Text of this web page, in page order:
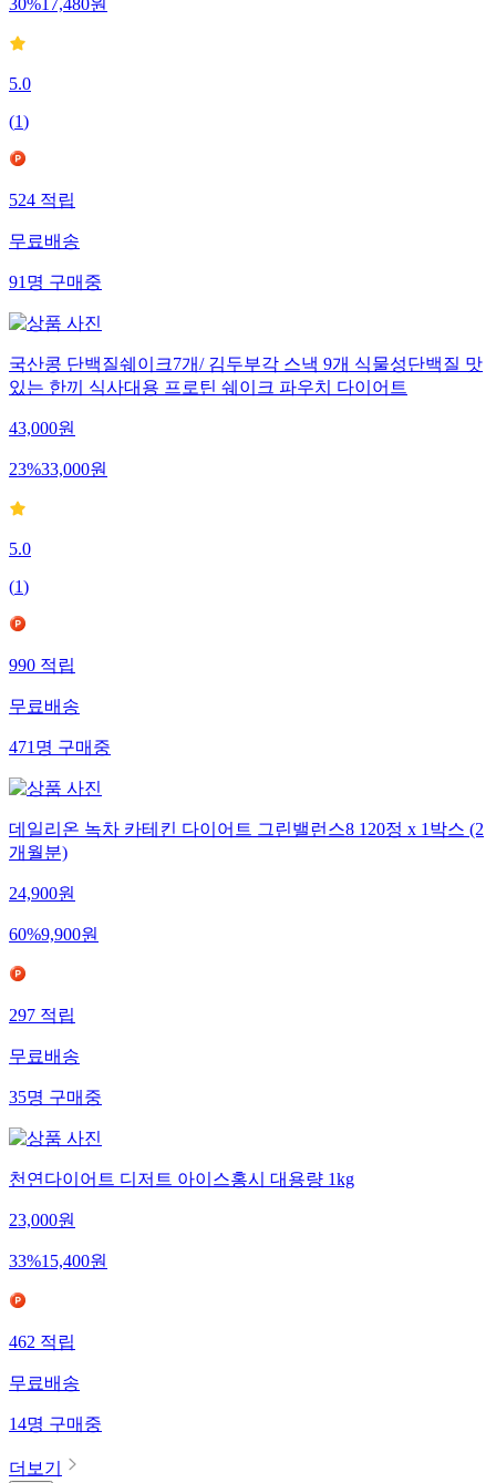
30%17,480원
5.0
(1)
524적립
무료배송
91명구매중
국산콩 단백질쉐이크7개/ 김두부각 스낵 9개 식물성단백질 맛
있는 한끼 식사대용 프로틴 쉐이크 파우치 다이어트
43,000원
23%33,000원
5.0
(1)
990적립
무료배송
471명구매중
데일리온 녹차 카테킨 다이어트 그린밸런스8 120정 x 1박스 (2
개월분)
24,900원
60%9,900원
297적립
무료배송
35명구매중
천연다이어트 디저트 아이스홍시 대용량 1kg
23,000원
33%15,400원
462적립
무료배송
14명구매중
더보기